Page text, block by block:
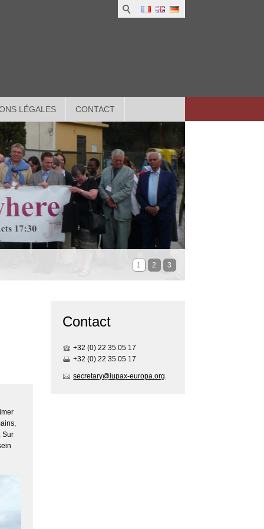
LÉGALES CONTACT
1 2 3
Sur
Contact
+32 (0) 22 35 05 17
+32 (0) 22 35 05 17
secretary@iupax-europa.org